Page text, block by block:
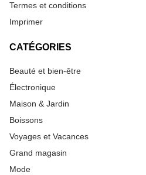
Termes et conditions
Imprimer
CATÉGORIES
Beauté et bien-être
Électronique
Maison & Jardin
Boissons
Voyages et Vacances
Grand magasin
Mode